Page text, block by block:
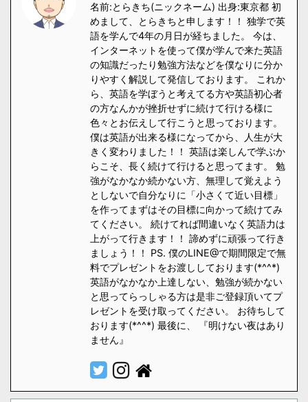
名前:とらきち(ニックネーム) 出身:東京都 初
めまして、とらきちと申します！！ 独学で英
語を学んで4年の月日が経ちました。 今は、
インターネットを使って僕が学んで来た英語
の知識だったり勉強方法などを僕なりに分か
りやすく解説して発信しております。 これか
ら、英語を学ぼうと考えてる方や英語初心者
の方なんかが挫折せずに続けて行ける様に
色々とお伝えして行こうと思っております。
僕は英語が出来る様になってから、人生が大
きく変わりました！！ 英語は楽しんで学ぶか
らこそ、長く続けて行けると思ってます。 勉
強がなかなか続かない方、無理して覚えよう
としないで自分なりに「小さくて近い目標」
を作ってまずはその目標に向かって続けてみ
てください。 続けてれば間違いなく英語力は
上がって行きます！！ 諦めずに頑張って行き
ましょう！！ PS. 僕のLINE@で期間限定で無
料でプレゼントをお渡ししております(*^^*)
英語がなかなか上達しない、勉強が続かない
と思ってらっしゃる方は是非ご登録頂いてプ
レゼントを受け取ってください。 お待ちして
おります(*^^*) 最後に、 『明けない夜はあり
ません』